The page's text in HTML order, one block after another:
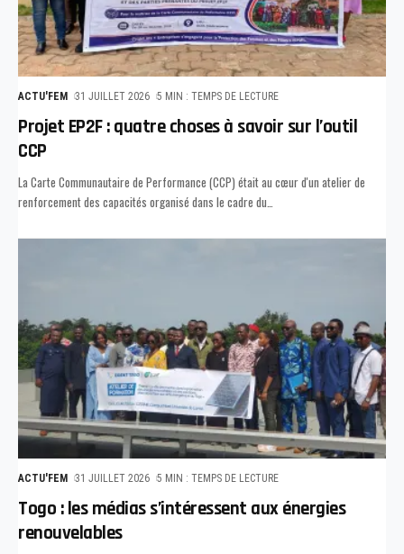
ACTU'FEM 31 JUILLET 2026 5 MIN : TEMPS DE LECTURE
Projet EP2F : quatre choses à savoir sur l’outil
CCP
La Carte Communautaire de Performance (CCP) était au cœur d'un atelier de
renforcement des capacités organisé dans le cadre du
ACTU'FEM 31 JUILLET 2026 5 MIN : TEMPS DE LECTURE
Togo : les médias s’intéressent aux énergies
renouvelables